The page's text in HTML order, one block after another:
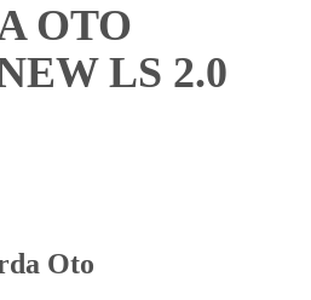
OTO
LS 2.0
Oto